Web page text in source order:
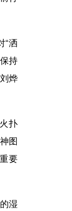
“洒
持
烨
扑
图
要
湿